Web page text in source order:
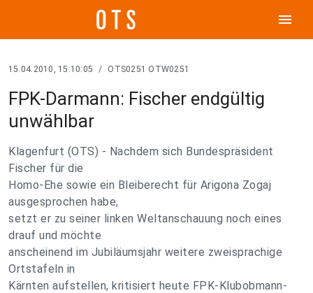
menu
15.04.2010, 15:10:05 / OTS0251 OTW0251
FPK-Darmann: Fischer endgültig
unwählbar
Klagenfurt (OTS) - Nachdem sich Bundespräsident
Fischer für die
Homo-Ehe sowie ein Bleiberecht für Arigona Zogaj
ausgesprochen habe,
setzt er zu seiner linken Weltanschauung noch eines
drauf und möchte
anscheinend im Jubiläumsjahr weitere zweisprachige
Ortstafeln in
Kärnten aufstellen, kritisiert heute FPK-Klubobmann-